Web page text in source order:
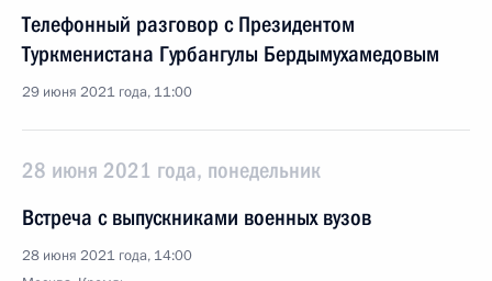
Телефонный разговор с Президентом
Туркменистана Гурбангулы Бердымухамедовым
29 июня 2021 года, 11:00
28 июня 2021 года, понедельник
Встреча с выпускниками военных вузов
28 июня 2021 года, 14:00